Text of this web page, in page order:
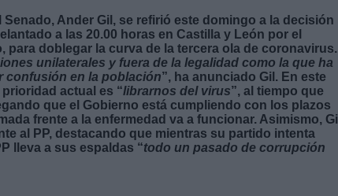
Ander Gil, se refirió este domingo a la decisión
a las 20.00 horas en Castilla y León por el
doblegar la curva de la tercera ola de coronavirus.
unilaterales y fuera de la legalidad como la que ha
confusión en la población”, ha anunciado Gil. En este
actual es “librarnos del virus”, al tiempo que
que el Gobierno está cumpliendo con los plazos
frente a la enfermedad va a funcionar. Asimismo, Gil
al PP, destacando que mientras su partido intenta
lleva a sus espaldas “todo un pasado de corrupción